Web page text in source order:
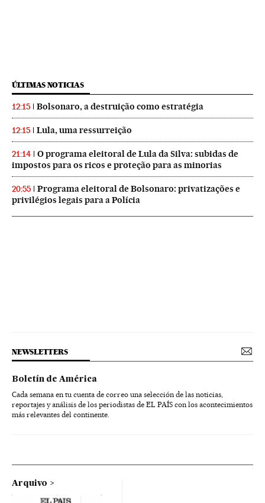
ÚLTIMAS NOTICIAS
12:15 Bolsonaro, a destruição como estratégia
12:15 Lula, uma ressurreição
21:14
O programa eleitoral de Lula da Silva: subidas de
impostos para os ricos e proteção para as minorias
20:55
Programa eleitoral de Bolsonaro: privatizações e
privilégios legais para a Polícia
NEWSLETTERS
Boletín de América
Cada semana en tu cuenta de correo una selección de las noticias,
reportajes y análisis de los periodistas de EL PAÍS con los acontecimientos
más relevantes del continente.
Arquivo